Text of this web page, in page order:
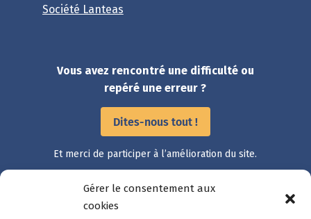
Société Lanteas
Vous avez rencontré une difficulté ou
repéré une erreur ?
Dites-nous tout !
Et merci de participer à l’amélioration du site.
Accès rapide
Gérer le consentement aux
cookies